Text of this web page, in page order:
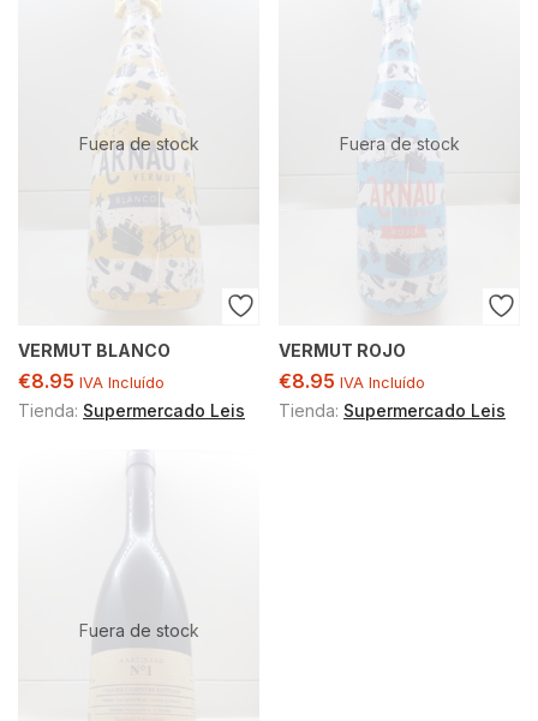
Fuera de stock
VERMUT BLANCO
€8.95 IVA Incluído
Tienda: Supermercado Leis
Fuera de stock
VERMUT ROJO
€8.95 IVA Incluído
Tienda: Supermercado Leis
Fuera de stock